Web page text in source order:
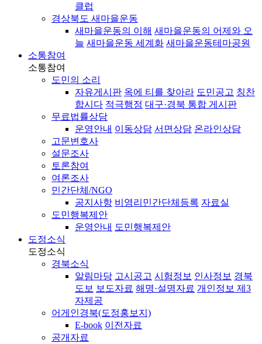
클럽
경상북도 새마을운동
새마을운동의 이해 새마을운동의 어제와 오
늘 새마을운동 세계화 새마을운동테마공원
소통참여
소통참여
도민의 소리
자유게시판 옥에 티를 찾아라 도민공고 칭찬
합시다 적극행정 대구·경북 통합 게시판
무료법률상담
운영안내 이동상담 서면상담 온라인상담
고문변호사
설문조사
토론참여
여론조사
민간단체/NGO
공지사항 비영리민간단체등록 자료실
도민행복제안
운영안내 도민행복제안
도정소식
도정소식
경북소식
알림마당 고시공고 시험정보 인사정보 경북
도보 보도자료 해명·설명자료 개인정보 제3
자제공
어게인경북(도정홍보지)
E-book 이전자료
공개자료